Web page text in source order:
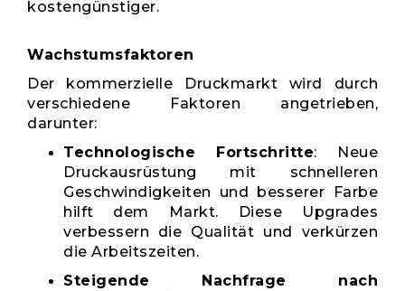
kostengünstiger.
Wachstumsfaktoren
Der kommerzielle Druckmarkt wird durch
verschiedene Faktoren angetrieben,
darunter:
Technologische Fortschritte: Neue
Druckausrüstung mit schnelleren
Geschwindigkeiten und besserer Farbe
hilft dem Markt. Diese Upgrades
verbessern die Qualität und verkürzen
die Arbeitszeiten.
Steigende Nachfrage nach